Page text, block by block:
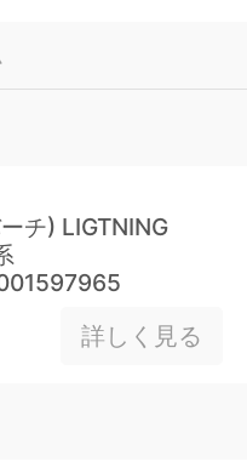
チ) LIGTNING
詳しく見る